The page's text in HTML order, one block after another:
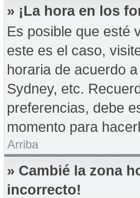
» ¡La hora en los
Es posible que esté
este es el caso,
horaria de acuerdo
Sydney, etc.
preferencias, debe
momento para
Arriba
» Cambié la zona
incorrecto!